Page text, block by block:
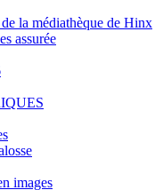
la médiathèque de Hinx
assurée
images